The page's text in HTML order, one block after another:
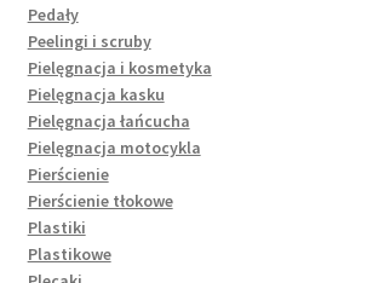
Pedały
Peelingi i scruby
Pielęgnacja i kosmetyka
Pielęgnacja kasku
Pielęgnacja łańcucha
Pielęgnacja motocykla
Pierścienie
Pierścienie tłokowe
Plastiki
Plastikowe